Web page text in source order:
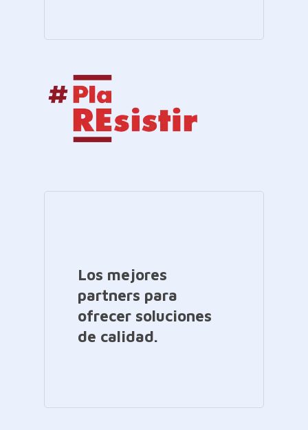
Los mejores
partners para
ofrecer soluciones
de calidad.